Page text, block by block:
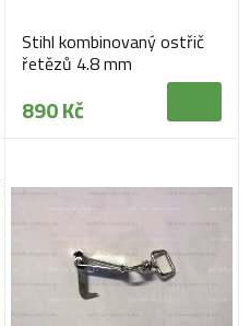
Stihl kombinovaný ostřič
řetězů 4.8 mm
890 Kč